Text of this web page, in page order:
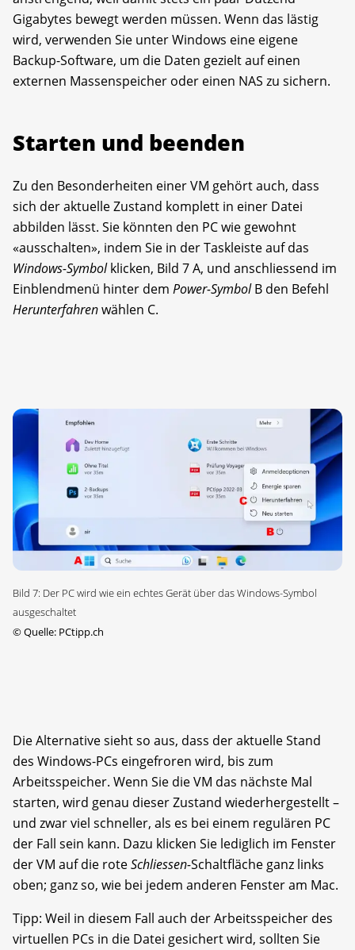
Gigabytes bewegt werden müssen. Wenn das lästig
wird, verwenden Sie unter Windows eine eigene
Backup-Software, um die Daten gezielt auf einen
externen Massenspeicher oder einen NAS zu sichern.
Starten und beenden
Zu den Besonderheiten einer VM gehört auch, dass
sich der aktuelle Zustand komplett in einer Datei
abbilden lässt. Sie könnten den PC wie gewohnt
«ausschalten», indem Sie in der Taskleiste auf das
Windows-Symbolklicken, Bild 7 A, und anschliessend im
Einblendmenü hinter dem Power-SymbolB den Befehl
He­runterfahrenwählen C.
Bild 7: Der PC wird wie ein echtes Gerät über das Windows-Symbol
ausgeschaltet
©Quelle: PCtipp.ch
Die Alternative sieht so aus, dass der aktuelle Stand
des Windows-PCs eingefroren wird, bis zum
Arbeitsspeicher. Wenn Sie die VM das nächste Mal
starten, wird genau dieser Zustand wiederhergestellt –
und zwar viel schneller, als es bei einem regulären PC
der Fall sein kann. Dazu klicken Sie lediglich im Fenster
der VM auf die roteSchliessen-Schaltfläche ganz links
oben; ganz so, wie bei jedem anderen Fenster am Mac.
Tipp: Weil in diesem Fall auch der Arbeitsspeicher des
virtuellen PCs in die Datei gesichert wird, sollten Sie